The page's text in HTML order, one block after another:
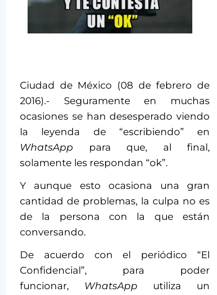
Ciudad de México (08 de febrero de
2016).- Seguramente en muchas
ocasiones se han desesperado viendo
la leyenda de “escribiendo” en
WhatsApp para que, al final,
solamente les respondan “ok”.
Y aunque esto ocasiona una gran
cantidad de problemas, la culpa no es
de la persona con la que están
conversando.
De acuerdo con el periódico “El
Confidencial”, para poder
funcionar, WhatsApp utiliza un